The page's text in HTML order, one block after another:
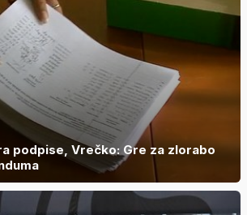
podpise, Vrečko: Gre za zlorabo